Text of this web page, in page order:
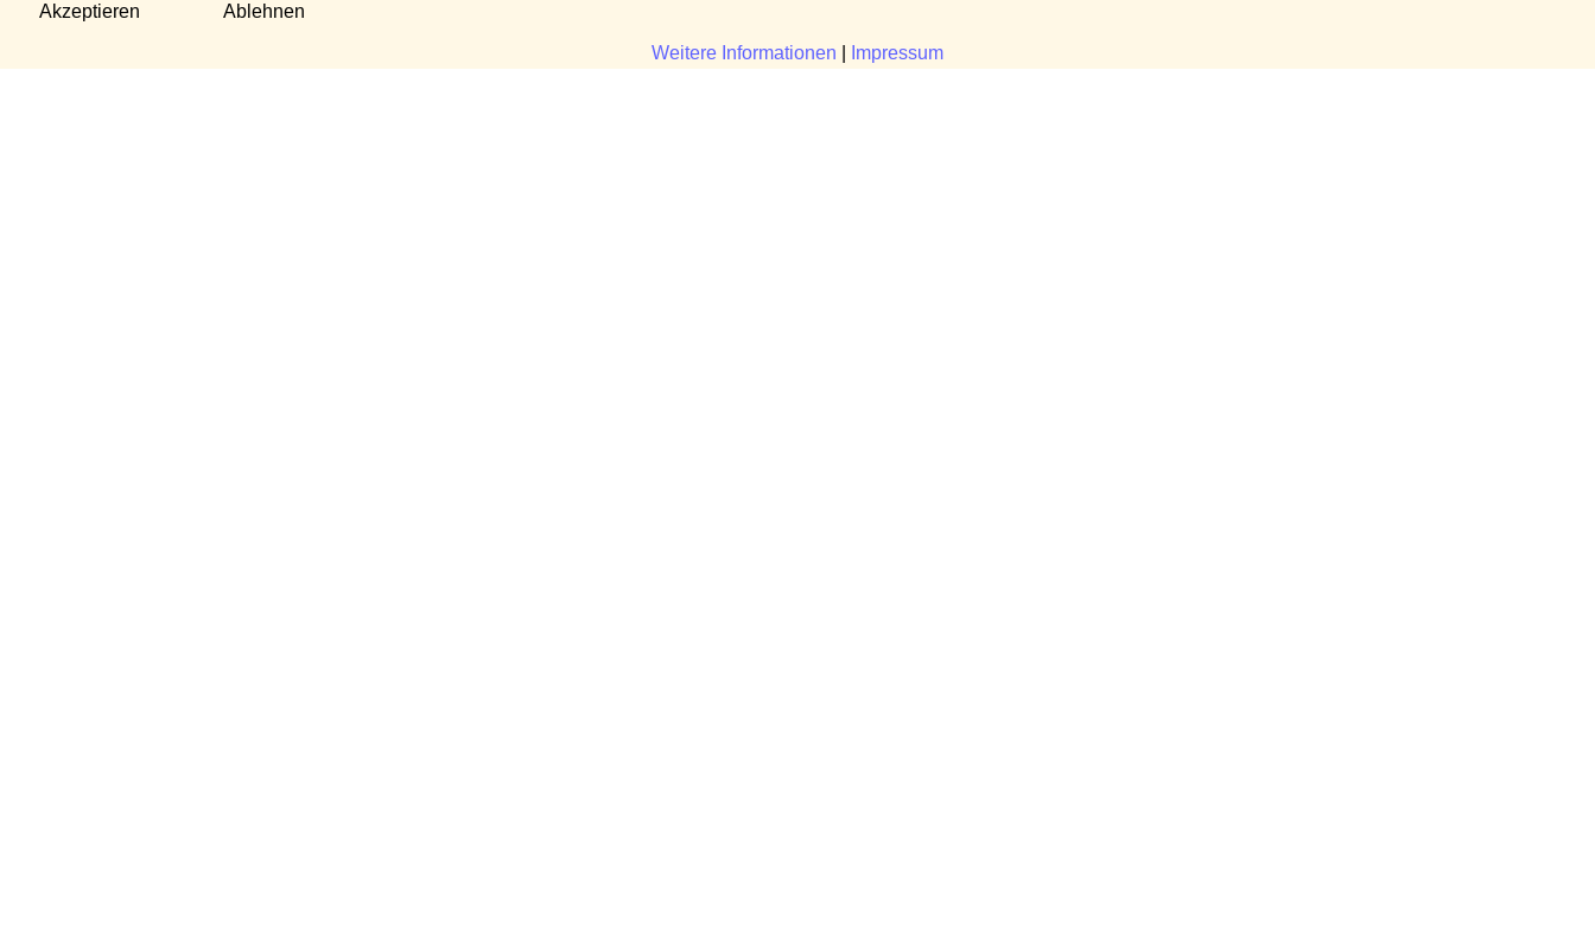
Akzeptieren Ablehnen
Weitere Informationen Impressum